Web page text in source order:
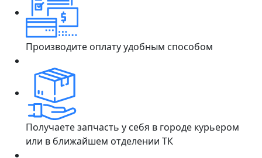
Производите оплату удобным способом
Получаете запчасть у себя в городе курьером
или в ближайшем отделении ТК